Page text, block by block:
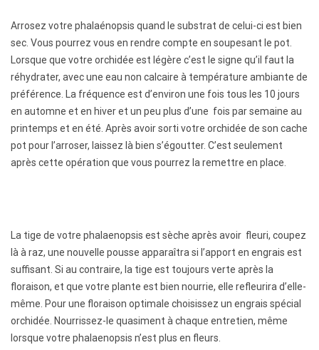
Arrosez votre phalaénopsis quand le substrat de celui-ci est bien
sec. Vous pourrez vous en rendre compte en soupesant le pot.
Lorsque que votre orchidée est légère c’est le signe qu’il faut la
réhydrater, avec une eau non calcaire à température ambiante de
préférence. La fréquence est d’environ une fois tous les 10 jours
en automne et en hiver et un peu plus d’une fois par semaine au
printemps et en été. Après avoir sorti votre orchidée de son cache
pot pour l’arroser, laissez là bien s’égoutter. C’est seulement
après cette opération que vous pourrez la remettre en place.
N
o
s
c
o
La tige de votre phalaenopsis est sèche après avoir fleuri, coupez
là à raz, une nouvelle pousse apparaîtra si l’apport en engrais est
suffisant. Si au contraire, la tige est toujours verte après la
floraison, et que votre plante est bien nourrie, elle refleurira d’elle-
même. Pour une floraison optimale choisissez un engrais spécial
orchidée. Nourrissez-le quasiment à chaque entretien, même
lorsque votre phalaenopsis n’est plus en fleurs.